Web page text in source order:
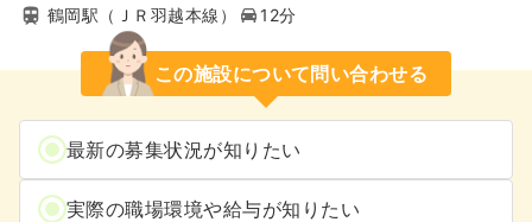
鶴岡駅（ＪＲ羽越本線）
12分
この施設について問い合わせる
最新の募集状況が知りたい
実際の職場環境や給与が知りたい